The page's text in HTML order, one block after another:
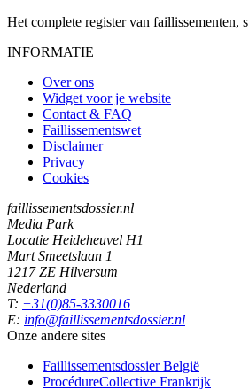
Het complete register van faillissementen,
INFORMATIE
Over ons
Widget voor je website
Contact & FAQ
Faillissementswet
Disclaimer
Privacy
Cookies
faillissementsdossier.nl
Media Park
Locatie Heideheuvel H1
Mart Smeetslaan 1
1217 ZE Hilversum
Nederland
T: +31(0)85-3330016
E: info@faillissementsdossier.nl
Onze andere sites
Faillissementsdossier België
ProcédureCollective Frankrijk